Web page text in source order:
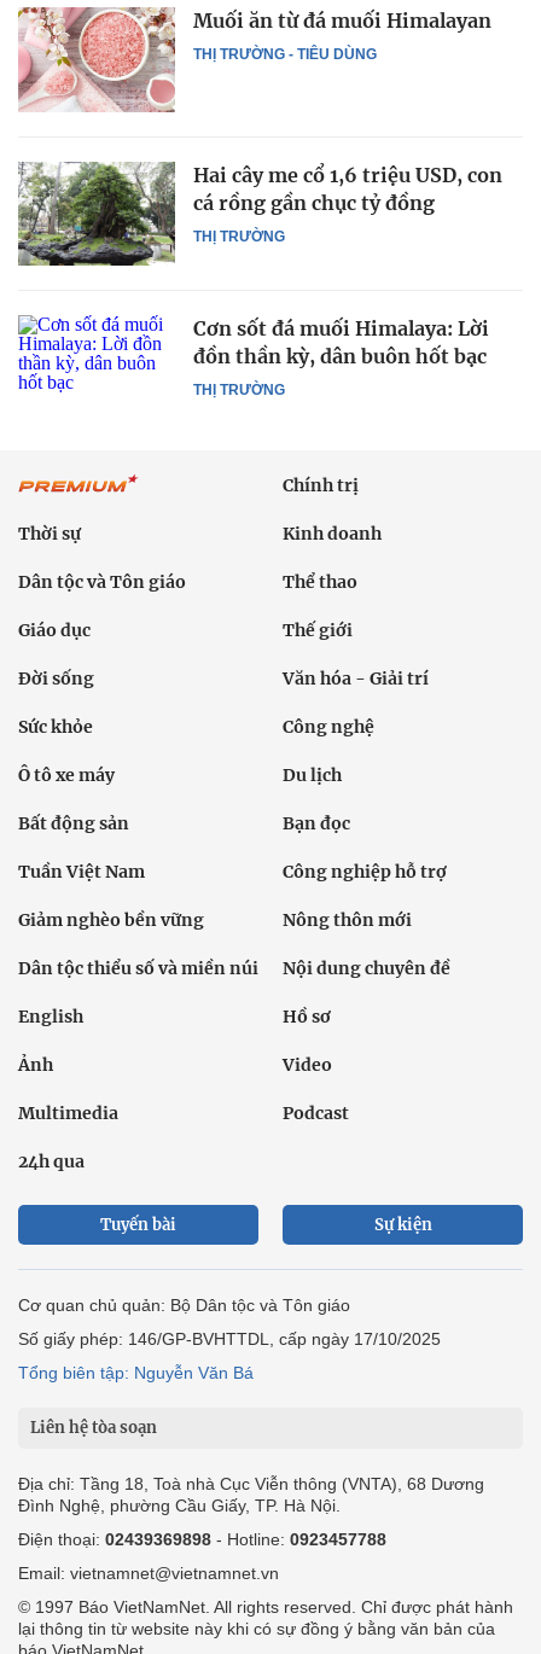
THỊ TRƯỜNG - TIÊU DÙNG
Muối ăn từ đá muối Himalayan
THỊ TRƯỜNG
Hai cây me cổ 1,6 triệu USD, con
cá rồng gần chục tỷ đồng
THỊ TRƯỜNG
Cơn sốt đá muối Himalaya: Lời
đồn thần kỳ, dân buôn hốt bạc
Chính trị
Thời sự Kinh doanh
Dân tộc và Tôn giáo Thể thao
Giáo dục Thế giới
Đời sống Văn hóa - Giải trí
Sức khỏe Công nghệ
Ô tô xe máy Du lịch
Bất động sản Bạn đọc
Tuần Việt Nam Công nghiệp hỗ trợ
Giảm nghèo bền vững Nông thôn mới
Dân tộc thiểu số và miền núi Nội dung chuyên đề
English Hồ sơ
Ảnh Video
Multimedia Podcast
24h qua
Tuyến bài Sự kiện
Cơ quan chủ quản: Bộ Dân tộc và Tôn giáo
Số giấy phép: 146/GP-BVHTTDL, cấp ngày 17/10/2025
Tổng biên tập: Nguyễn Văn Bá
Liên hệ tòa soạn
Địa chỉ: Tầng 18, Toà nhà Cục Viễn thông (VNTA), 68 Dương
Đình Nghệ, phường Cầu Giấy, TP. Hà Nội.
Điện thoại: 02439369898 - Hotline: 0923457788
Email: vietnamnet@vietnamnet.vn
© 1997 Báo VietNamNet. All rights reserved. Chỉ được phát hành
lại thông tin từ website này khi có sự đồng ý bằng văn bản của
báo VietNamNet.